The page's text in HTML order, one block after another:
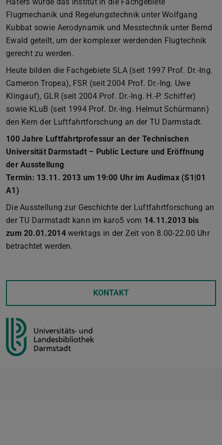
Flugmechanik und Regelungstechnik unter Wolfgang
Kubbat sowie Aerodynamik und Messtechnik unter Bernd
Ewald geteilt, um der komplexer werdenden Flugtechnik
gerecht zu werden.
Heute bilden die Fachgebiete SLA (seit 1997 Prof. Dr.-Ing.
Cameron Tropea), FSR (seit 2004 Prof. Dr.-Ing. Uwe
Klingauf), GLR (seit 2004 Prof. Dr.-Ing. H.-P. Schiffer)
sowie KLuB (seit 1994 Prof. Dr.-Ing. Helmut Schürmann)
den Kern der Luftfahrtforschung an der TU Darmstadt.
100 Jahre Luftfahrtprofessur an der Technischen
Universität Darmstadt – Public Lecture und Eröffnung
der Ausstellung
Termin: 13.11. 2013 um 19:00 Uhr im Audimax (S1|01
A1)
Die Ausstellung zur Geschichte der Luftfahrtforschung an
der TU Darmstadt kann im karo5 vom 14.11.2013 bis
zum 20.01.2014werktags in der Zeit von 8.00-22.00 Uhr
betrachtet werden.
KONTAKT